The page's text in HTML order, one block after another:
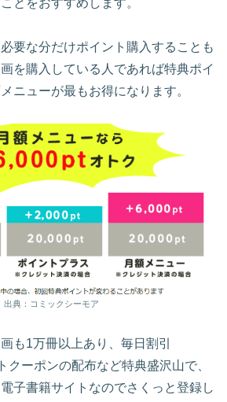
とをおすすめします。
要な分だけポイント購入することも
を購入している人であれば特典ポイ
ニューが最もお得になります。
出典：コミックシーモア
も1万冊以上あり、毎日割引
クーポンの配布など特典盛沢山で、
子書籍サイトなのでさくっと登録し